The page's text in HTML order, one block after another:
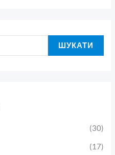
ШУКАТИ
(30)
(17)